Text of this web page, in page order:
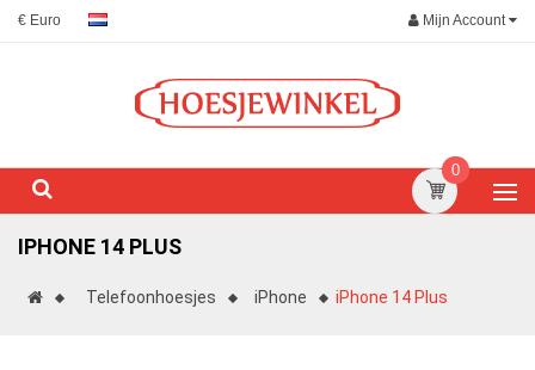
€ Euro Mijn Account
0
IPHONE 14 PLUS
Telefoonhoesjes iPhone iPhone 14 Plus